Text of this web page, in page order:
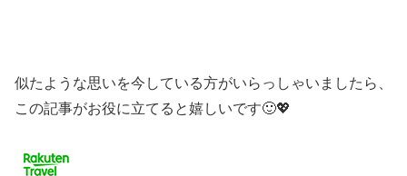
似たような思いを今している方がいらっしゃいましたら、
この記事がお役に立てると嬉しいです🙂💖